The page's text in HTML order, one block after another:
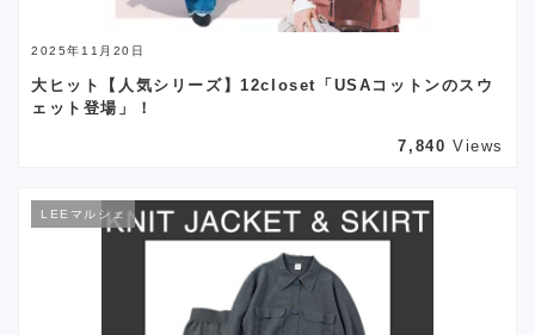
2025年11月20日
大ヒット【人気シリーズ】12closet「USAコットンのスウ
ェット登場」！
7,840 Views
LEEマルシェ